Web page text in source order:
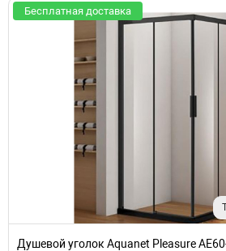
Бесплатная доставка
Душевой уголок Aquanet Pleasure